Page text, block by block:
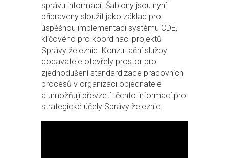
správu informací. Šablony jsou nyní
připraveny sloužit jako základ pro
úspěšnou implementaci systému CDE,
klíčového pro koordinaci projektů
Správy železnic. Konzultační služby
dodavatele otevřely prostor pro
zjednodušení standardizace pracovních
procesů v organizaci objednatele
a umožňují převzetí těchto informací pro
strategické účely Správy železnic.